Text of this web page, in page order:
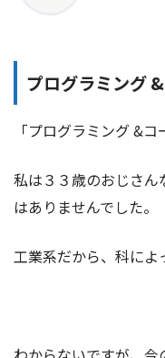
プログラミング
「プログラミング &コ
私は３３歳のおじさ
はありませんでした。
工業系だから、科によ